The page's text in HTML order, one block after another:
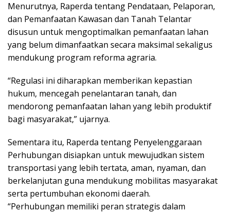
Menurutnya, Raperda tentang Pendataan, Pelaporan,
dan Pemanfaatan Kawasan dan Tanah Telantar
disusun untuk mengoptimalkan pemanfaatan lahan
yang belum dimanfaatkan secara maksimal sekaligus
mendukung program reforma agraria.
“Regulasi ini diharapkan memberikan kepastian
hukum, mencegah penelantaran tanah, dan
mendorong pemanfaatan lahan yang lebih produktif
bagi masyarakat,” ujarnya.
Sementara itu, Raperda tentang Penyelenggaraan
Perhubungan disiapkan untuk mewujudkan sistem
transportasi yang lebih tertata, aman, nyaman, dan
berkelanjutan guna mendukung mobilitas masyarakat
serta pertumbuhan ekonomi daerah.
“Perhubungan memiliki peran strategis dalam